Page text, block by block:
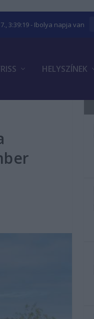
3:39:20- Ibolya napja van
HELYSZÍNEK